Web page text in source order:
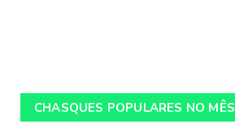
CHASQUES POPULARES NO MÊS